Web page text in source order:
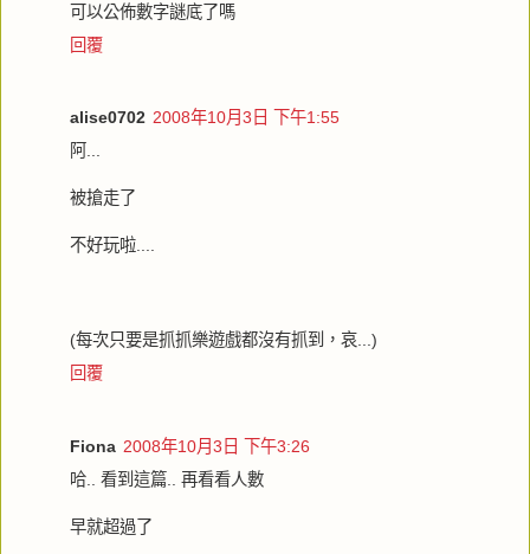
可以公佈數字謎底了嗎
回覆
alise0702 2008年10月3日 下午1:55
阿...
被搶走了
不好玩啦....
(每次只要是抓抓樂遊戲都沒有抓到，哀...)
回覆
Fiona 2008年10月3日 下午3:26
哈.. 看到這篇.. 再看看人數
早就超過了